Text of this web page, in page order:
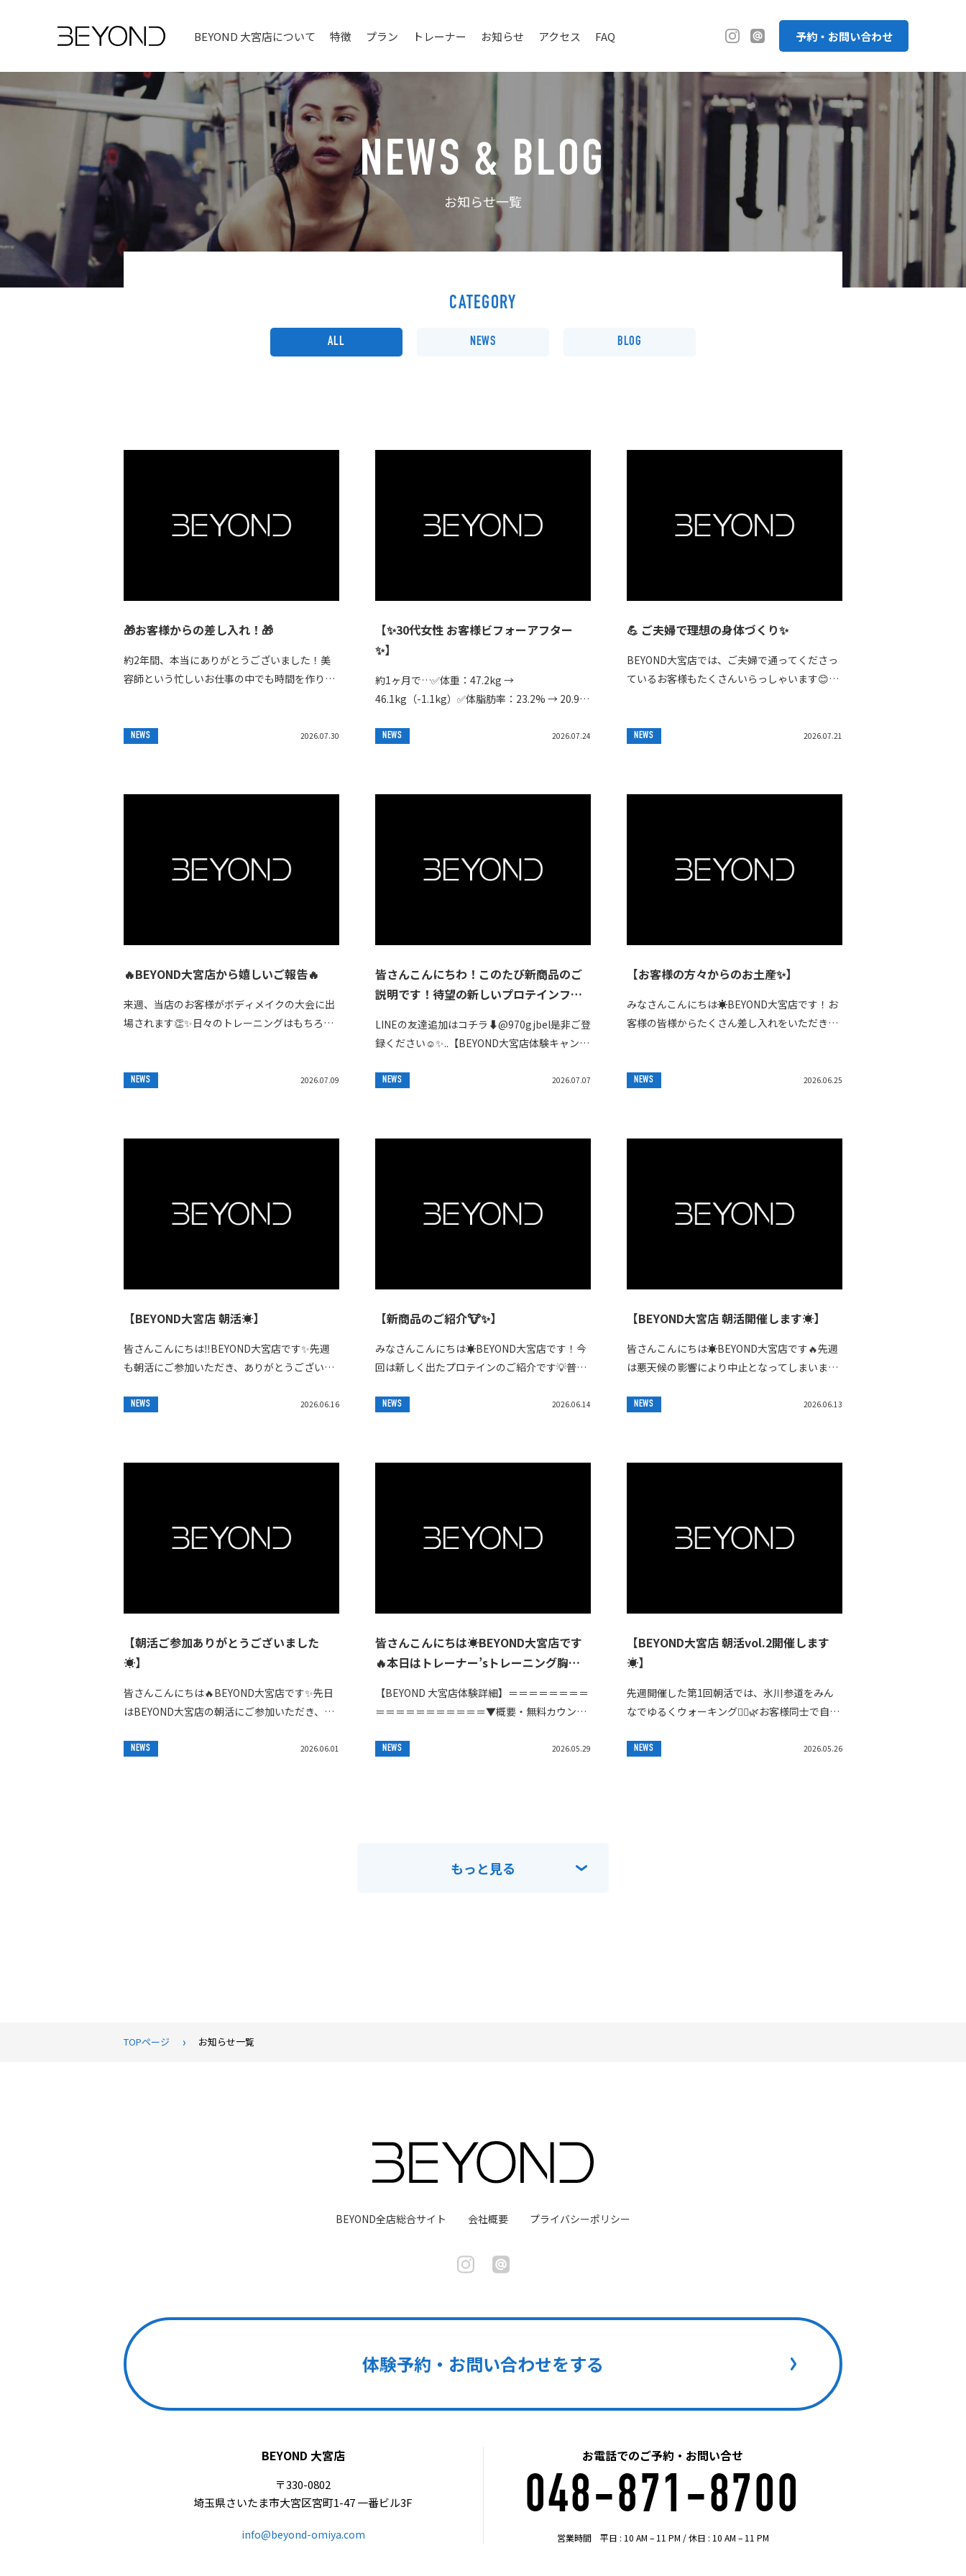
BEYOND 大宮店について 特徴 プラン トレーナー お知らせ アクセス FAQ 予約・お問い合わせ
NEWS & BLOG
お知らせ一覧
CATEGORY
ALL NEWS BLOG
🎁お客様からの差し入れ！🎁
約2年間、本当にありがとうございました！美
容師という忙しいお仕事の中でも時間を作り、
える重...
NEWS 2026.07.30
【✨30代女性 お客様ビフォーアフター
✨】
約1ヶ月で…✅体重：47.2kg →
46.1kg（-1.1kg）✅体脂肪率：23.2% → 20.9%
9.6kg（-1.8kg）3...
NEWS 2026.07.24
💪 ご夫婦で理想の身体づくり✨
BEYOND大宮店では、ご夫婦で通ってくださっ
ているお客様もたくさんいらっしゃいます😊
ングを...
NEWS 2026.07.21
🔥BEYOND大宮店から嬉しいご報告🔥
来週、当店のお客様がボディメイクの大会に出
場されます👏✨日々のトレーニングはもちろ
までやり切...
NEWS 2026.07.09
皆さんこんにちわ！⁡⁡このたび新商品のご
説明です！⁡待望の新しいプロテインフレ
回の黒糖キャラメルに続いてとてもデザ
ート感のある人になっております！⁡現在
在庫発注してからすぐに売り切れてしま
たいよ。お試ししてみたい。在庫ストッ
LINEの友達追加はコチラ⬇️@970gjbel是非ご登
録ください☺️✨..【BEYOND大宮店体験キャンペ
＝＝＝⁣▼概要⁣・期間限...
NEWS 2026.07.07
【お客様の方々からのお土産✨】
みなさんこんにちは☀️BEYOND大宮店です！お
客様の皆様からたくさん差し入れをいただきま
い...
NEWS 2026.06.25
【BEYOND大宮店 朝活☀️】
皆さんこんにちは‼️BEYOND大宮店です✨️先週
も朝活にご参加いただき、ありがとうございま
く身体を動かしながら楽しい時間を過ごすこ
NEWS 2026.06.16
【新商品のご紹介🐮✨】
みなさんこんにちは☀️BEYOND大宮店です！今
回は新しく出たプロテインのご紹介です💡普段
で小分けで飲めるプロテインパウチが完成しま
NEWS 2026.06.14
【BEYOND大宮店 朝活開催します☀️】
皆さんこんにちは☀️BEYOND大宮店です🔥先週
は悪天候の影響により中止となってしまいまし
BEYOND大宮店をスタートし、大宮公園まで
NEWS 2026.06.13
【朝活ご参加ありがとうございました
☀️】
皆さんこんにちは🔥BEYOND大宮店です✨️先日
はBEYOND大宮店の朝活にご参加いただき、あ
加いただき、店舗に集合した後、大宮公...
NEWS 2026.06.01
皆さんこんにちは☀️BEYOND大宮店です
🔥⁡本日はトレーナー’sトレーニング⁡胸肩
さんも真似して見て下さい🙆‍♀️
【BEYOND 大宮店体験詳細】＝＝＝＝＝＝＝＝
＝＝＝＝＝＝＝＝＝＝＝▼概要・無料カウンセ
↓↓↓・体験トレーニング料:¥0円・内容:カウ
NEWS 2026.05.29
【BEYOND大宮店 朝活vol.2開催します
☀️】
先週開催した第1回朝活では、氷川参道をみん
なでゆるくウォーキング🚶‍♂️🌿お客様同士で自然
なりました😊そして今週も、朝活開催いたしま
NEWS 2026.05.26
もっと見る
TOPページ お知らせ一覧
BEYOND全店総合サイト 会社概要 プライバシーポリシー
体験予約・お問い合わせをする
お電話でのご予約・お問い合せ
048-871-8700
営業時間 平日 : 10 AM – 11 PM / 休日 : 10 AM – 11 PM
BEYOND 大宮店
〒330-0802
埼玉県さいたま市大宮区宮町1-47 一番ビル3F
info@beyond-omiya.com